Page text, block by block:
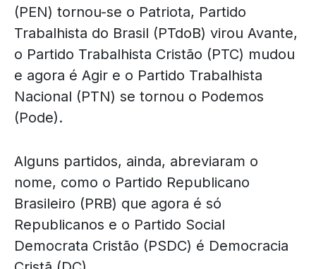
(PEN) tornou-se o Patriota, Partido
Trabalhista do Brasil (PTdoB) virou Avante,
o Partido Trabalhista Cristão (PTC) mudou
e agora é Agir e o Partido Trabalhista
Nacional (PTN) se tornou o Podemos
(Pode).
Alguns partidos, ainda, abreviaram o
nome, como o Partido Republicano
Brasileiro (PRB) que agora é só
Republicanos e o Partido Social
Democrata Cristão (PSDC) é Democracia